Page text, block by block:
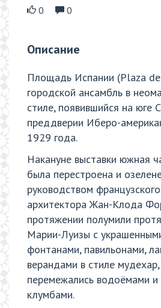
0
0
Описание
Площадь Испании (Plaza
городской ансамбль в
стиле, появившийся на юге
преддверии Иберо-
1929 года.
Накануне выставки южная
была перестроена и
руководством
архитектора Жан-Клода
протяжении полумили
Марии-Луизы с
фонтанами, павильонами,
верандами в стиле
перемежались водоёмами и
клумбами.